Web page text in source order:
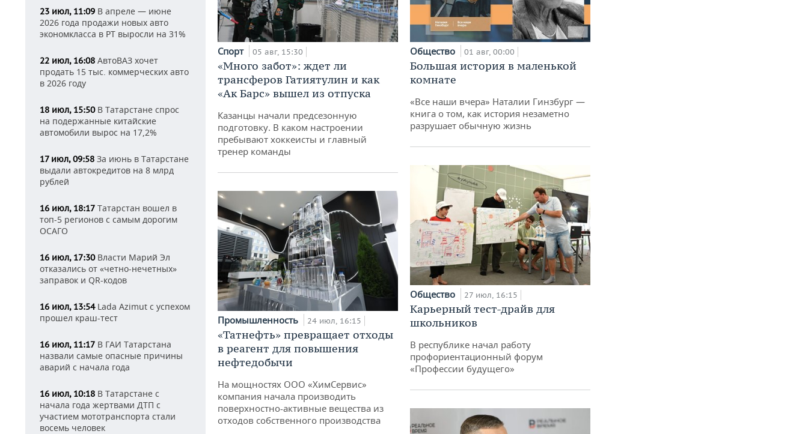
23 июл, 11:09 В апреле — июне
2026 года продажи новых авто
экономкласса в РТ выросли на 31%
22 июл, 16:08 АвтоВАЗ хочет
продать 15 тыс. коммерческих авто
в 2026 году
18 июл, 15:50В Татарстане спрос
на подержанные китайские
автомобили вырос на 17,2%
17 июл, 09:58 За июнь в Татарстане
выдали автокредитов на 8 млрд
рублей
16 июл, 18:17 Татарстан вошел в
топ-5 регионов с самым дорогим
ОСАГО
16 июл, 17:30Власти Марий Эл
отказались от «четно-нечетных»
заправок и QR-кодов
16 июл, 13:54Lada Azimut с успехом
прошел краш-тест
16 июл, 11:17 В ГАИ Татарстана
назвали самые опасные причины
аварий с начала года
16 июл, 10:18 В Татарстане с
начала года жертвами ДТП с
участием мототранспорта стали
восемь человек
Спорт 05 авг, 15:30
«Много забот»: ждет ли
трансферов Гатиятулин и как
«Ак Барс» вышел из отпуска
Казанцы начали предсезонную
подготовку. В каком настроении
пребывают хоккеисты и главный
тренер команды
Промышленность 24 июл, 16:15
«Татнефть» превращает отходы
в реагент для повышения
нефтедобычи
На мощностях ООО «ХимСервис»
компания начала производить
поверхностно-активные вещества из
отходов собственного производства
Общество 01 авг, 00:00
Большая история в маленькой
комнате
«Все наши вчера» Наталии Гинзбург —
книга о том, как история незаметно
разрушает обычную жизнь
Общество 27 июл, 16:15
Карьерный тест-драйв для
школьников
В республике начал работу
профориентационный форум
«Профессии будущего»